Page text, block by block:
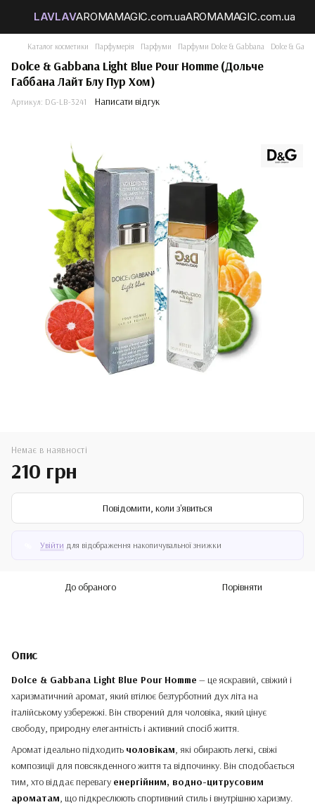
Каталог косметики Парфумерія Парфуми Парфуми Dolce & Gabbana Dolce &
Dolce & Gabbana Light Blue Pour Homme (Дольче
Габбана Лайт Блу Пур Хом)
Артикул: DG-LB-3241 Написати відгук
Немає в наявності
210 грн
Повідомити, коли з'явиться
Увійти для відображення накопичувальної знижки
До обраного Порівняти
Опис
Dolce & Gabbana Light Blue Pour Homme — це яскравий, свіжий і
харизматичний аромат, який втілює безтурботний дух літа на
італійському узбережжі. Він створений для чоловіка, який цінує
свободу, природну елегантність і активний спосіб життя.
Аромат ідеально підходить чоловікам, які обирають легкі, свіжі
композиції для повсякденного життя та відпочинку. Він сподобається
тим, хто віддає перевагу енергійним, водно-цитрусовим
ароматам, що підкреслюють спортивний стиль і внутрішню харизму.